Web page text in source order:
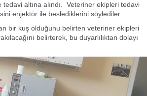
altına alındı. Veteriner ekipleri tedavi
enjektör ile beslediklerini söylediler.
bir kuş olduğunu belirten veteriner ekipleri
belirterek, bu duyarlılıktan dolayı